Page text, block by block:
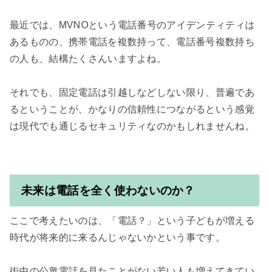
最近では、MVNOという電話番号のアイデンティティは
あるものの、携帯電話を複数持って、電話番号複数持ち
の人も、結構たくさんいますよね。
それでも、固定電話は引越しなどしない限り、普遍であ
るということが、かなりの信頼性につながるという感覚
は現代でも通じるセキュリティなのかもしれませんね。
未来は電話を全く使わないのか？
ここで考えたいのは、「電話？」という子どもが増える
時代が将来的に来るんじゃないかという事です。